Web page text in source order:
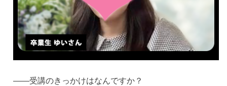
——受講のきっかけはなんですか？